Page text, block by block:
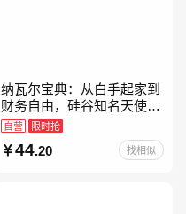
纳瓦尔宝典：从白手起家到
财务自由，硅谷知名天使投
资人纳瓦尔智慧箴言录
自营 限时抢
44.20 找相似